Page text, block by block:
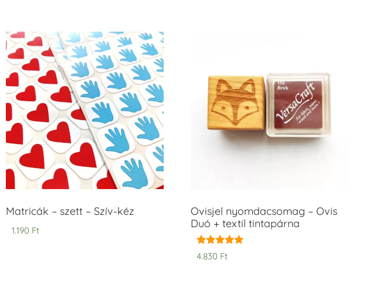
Matricák – szett – Szív-kéz
1.190 Ft
Ovisjel nyomdacsomag – Ovis
Duó + textil tintapárna
Értékelés:
5.00
4.830 Ft